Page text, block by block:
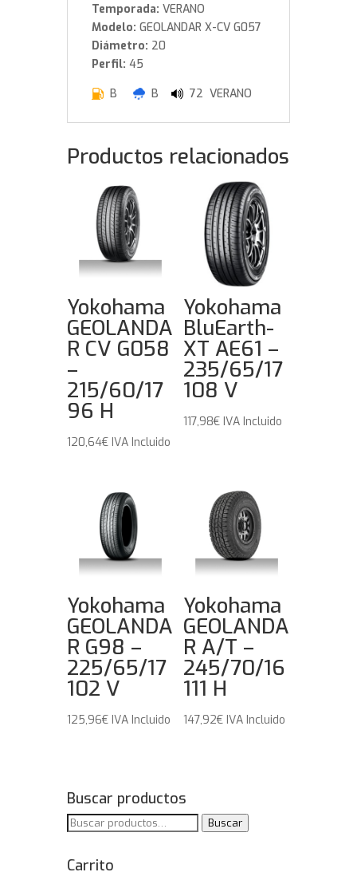
Temporada: VERANO
Modelo: GEOLANDAR X-CV G057
Diámetro: 20
Perfil: 45
B
B 72 VERANO
Productos relacionados
Yokohama
GEOLANDA
R CV G058
–
215/60/17
96 H
120,64€ IVA Incluido
Yokohama
BluEarth-
XT AE61 –
235/65/17
108 V
117,98€ IVA Incluido
Yokohama
GEOLANDA
R G98 –
225/65/17
102 V
125,96€ IVA Incluido
Yokohama
GEOLANDA
R A/T –
245/70/16
111 H
147,92€ IVA Incluido
Buscar productos
Buscar
Buscar
Carrito